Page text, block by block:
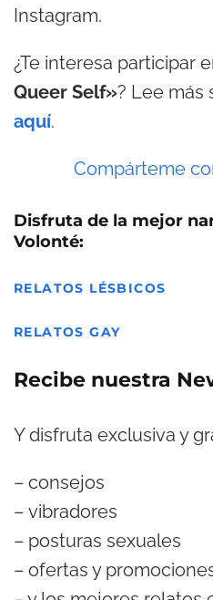
Instagram.
¿Te interesa participar
Queer Self»? Lee más
aquí.
Compárteme
Disfruta de la mejor
Volonté:
RELATOS LÉSBICOS
RELATOS GAY
Recibe nuestra
Y disfruta exclusiva y
– consejos
– vibradores
– posturas sexuales
– ofertas y